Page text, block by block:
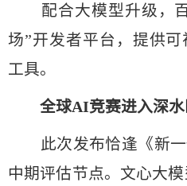
配合大模型升级，百
场”开发者平台，提供
工具。
全球AI竞赛进入深
此次发布恰逢《新一
中期评估节点。文心大